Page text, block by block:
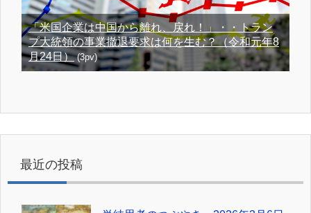
「米国企業は中国から離れ、戻れ！」・・トラン
プ大統領の事業撤退要求は何を生む？（令和元年8
月24日）(3pv)
最近の投稿